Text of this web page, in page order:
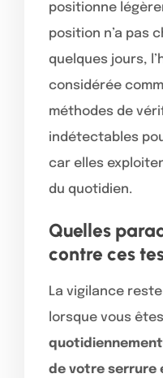
positionne
position n’a pas
quelques jours,
considérée
méthodes de
indétectables
car elles
du quotidien.
Quelles
contre ces
La vigilance
lorsque vous
de votre serrure